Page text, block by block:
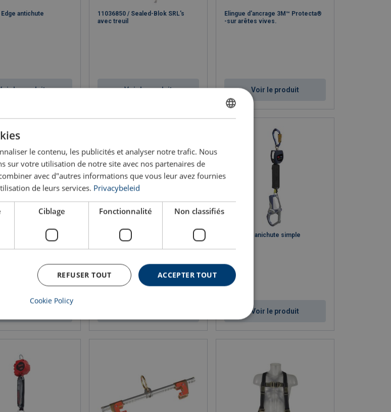
antichute
le produit
11036850 / Sealed-Blok SRL's
avec treuil
Voir le produit
Elingue d'ancrage 3M™ Protecta®
-sur arêtes vives.
Voir le produit
pour attelage à
Advanced™
Nano-Lok Edge câble en acier
antichute
Nano-Lok anichute simple
Voir le produit
DUTCH
FRENCH
le contenu, les publicités et analyser notre trafic. Nous
sur votre utilisation de notre site avec nos partenaires de
avec d"autres informations que vous leur avez fournies
de leurs services. Privacybeleid
Ciblage Fonctionnalité Non classifiés
ACCEPTER TOUT
REFUSER TOUT
Cookie Policy